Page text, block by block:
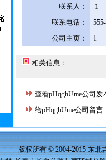
联系人：
1
联系电话：
公司主页：
1
相关信息：
查看pHqghUme公司发
给pHqghUme公司留言
版权所有 © 2004-2015 东北